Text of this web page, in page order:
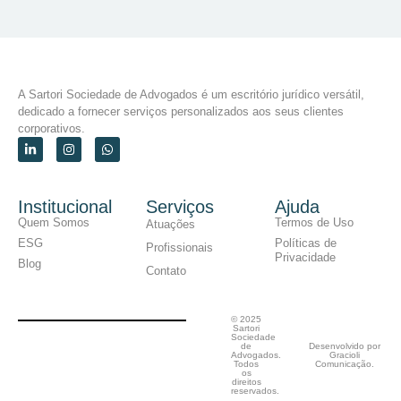
A Sartori Sociedade de Advogados é um escritório jurídico versátil,
dedicado a fornecer serviços personalizados aos seus clientes
corporativos.
Institucional
Quem Somos
ESG
Blog
Serviços
Atuações
Profissionais
Contato
Ajuda
Termos de Uso
Políticas de
Privacidade
© 2025
Sartori
Sociedade
de
Advogados.
Todos
os
direitos
reservados.
Desenvolvido por
Gracioli
Comunicação.